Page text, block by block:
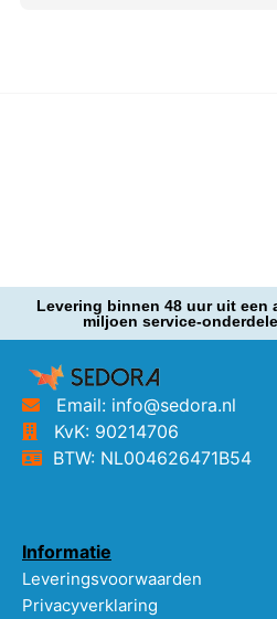
Levering binnen 48 uur uit een
miljoen service-
Email: info@sedora.nl
KvK: 90214706
BTW: NL004626471B54
Informatie
Leveringsvoorwaarden
Privacyverklaring